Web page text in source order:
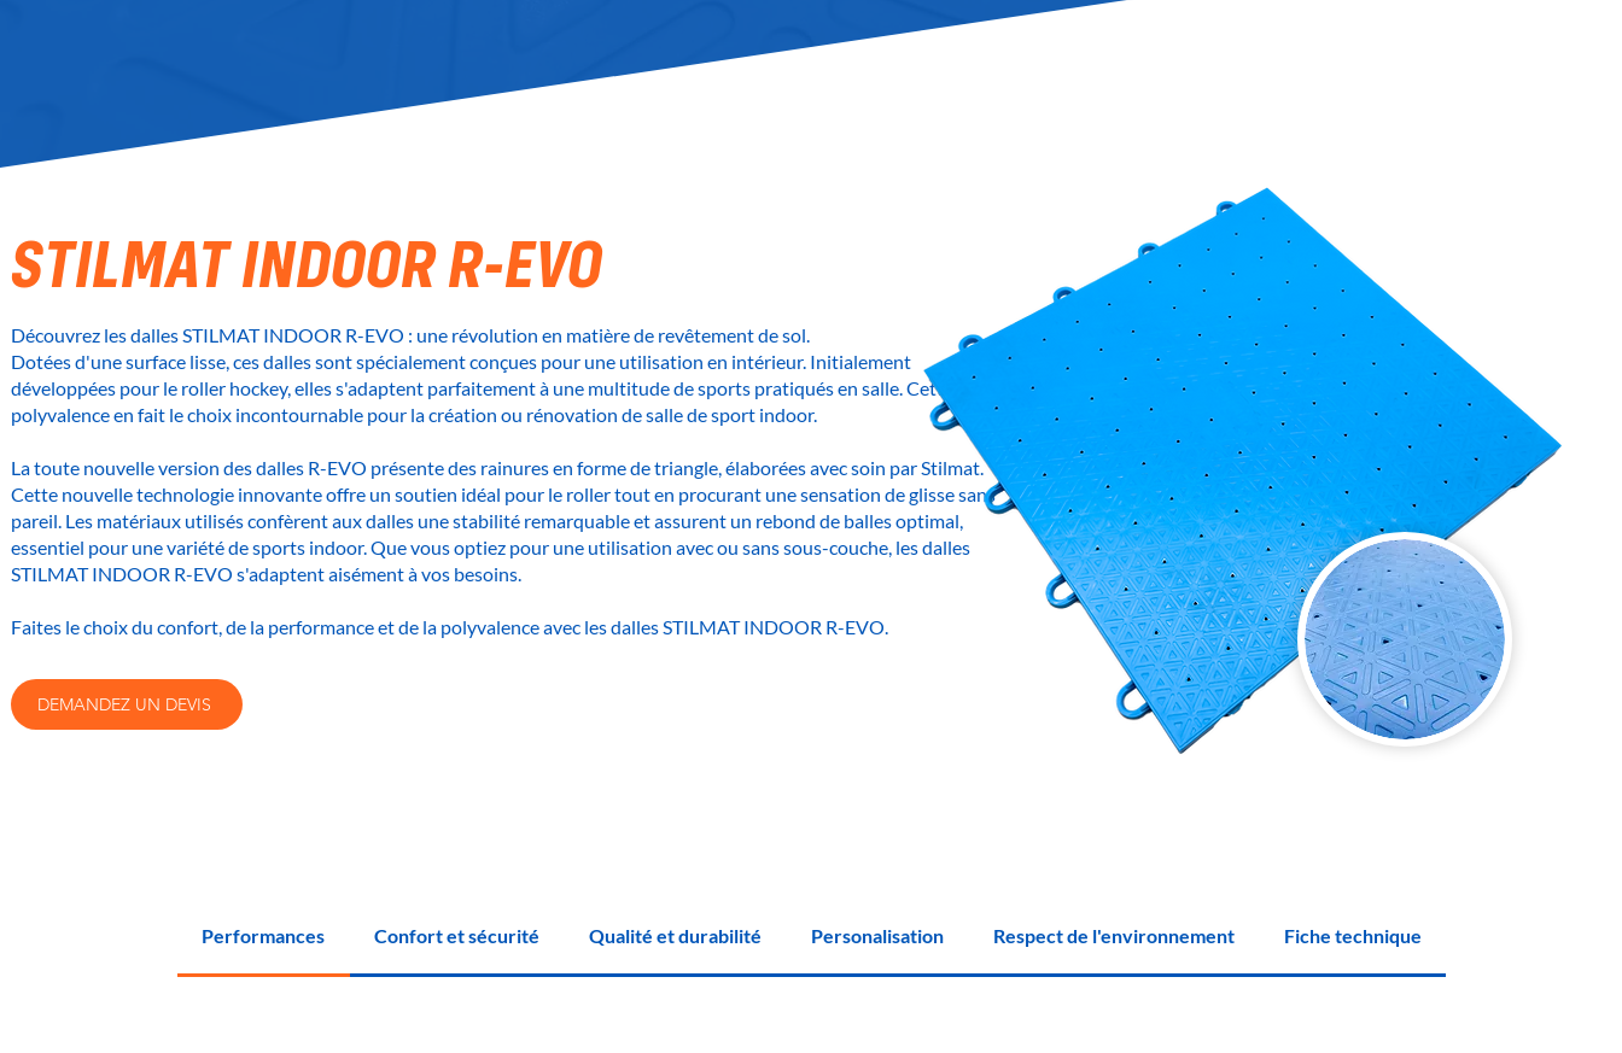
STILMAT INDOOR R-EVO
Découvrez les dalles STILMAT INDOOR R-EVO : une révolution en matière de revêtement de sol.
Dotées d'une surface lisse, ces dalles sont spécialement conçues pour une utilisation en intérieur. Initialement
développées pour le roller hockey, elles s'adaptent parfaitement à une multitude de sports pratiqués en salle. Cette
polyvalence en fait le choix incontournable pour la création ou rénovation de salle de sport indoor.
La toute nouvelle version des dalles R-EVO présente des rainures en forme de triangle, élaborées avec soin par Stilmat.
Cette nouvelle technologie innovante offre un soutien idéal pour le roller tout en procurant une sensation de glisse sans
pareil. Les matériaux utilisés confèrent aux dalles une stabilité remarquable et assurent un rebond de balles optimal,
essentiel pour une variété de sports indoor. Que vous optiez pour une utilisation avec ou sans sous-couche, les dalles
STILMAT INDOOR R-EVO s'adaptent aisément à vos besoins.
Faites le choix du confort, de la performance et de la polyvalence avec les dalles STILMAT INDOOR R-EVO.
DEMANDEZ UN DEVIS
Performances Confort et sécurité Qualité et durabilité Personalisation Respect de l'environnement Fiche technique